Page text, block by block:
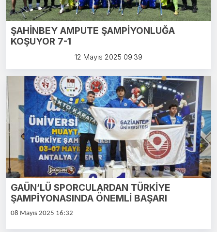
ŞAHİNBEY AMPUTE ŞAMPİYONLUĞA
KOŞUYOR 7-1
12 Mayıs 2025 09:39
GAÜN’LÜ SPORCULARDAN TÜRKİYE
ŞAMPİYONASINDA ÖNEMLİ BAŞARI
08 Mayıs 2025 16:32